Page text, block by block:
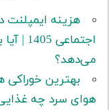
هزینه ایمپلنت
می‌دهد؟
بهترین خوراکی
هوای سرد چه